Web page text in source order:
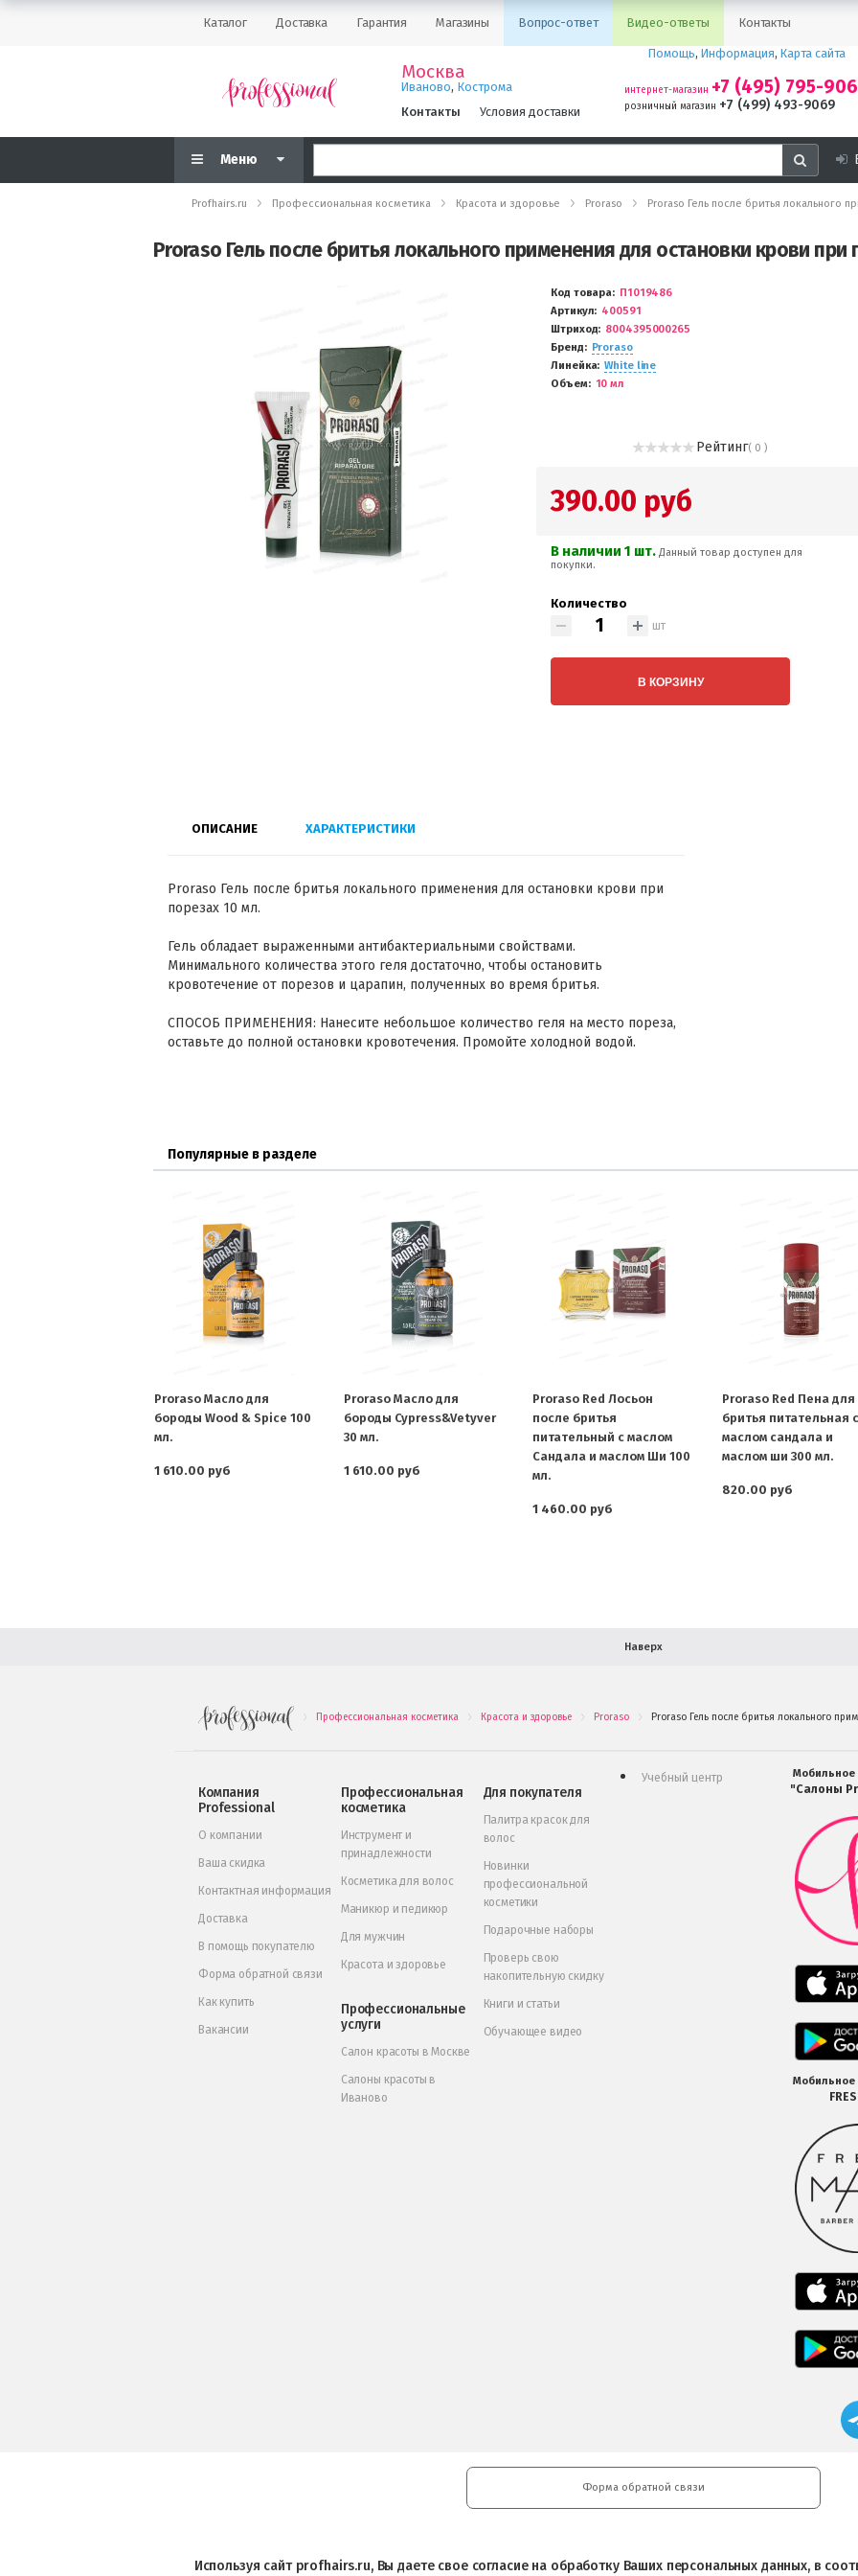
Каталог Доставка Гарантия Магазины Вопрос-ответ Видео-ответы Контакты
Москва
Иваново, Кострома
Контакты
Условия доставки
Помощь, Информация, Карта сайта
интернет-магазин +7 (495) 795-
розничный магазин +7 (499) 493-9069
Меню
Profhairs.ru Профессиональная косметика Красота и здоровье Proraso Proraso Гель после бритья локального
Proraso Гель после бритья локального применения для остановки крови при
Код товара
П1019486
Артикул
400591
Штриход
8004395000265
Бренд
Proraso
Линейка
White line
Объем
10 мл
Рейтинг( 0 )
390.00 руб
В наличии 1 шт.Данный товар доступен для
покупки.
Количество
шт
В КОРЗИНУ
ОПИСАНИЕ ХАРАКТЕРИСТИКИ
Proraso Гель после бритья локального применения для остановки крови при
порезах 10 мл.
Гель обладает выраженными антибактериальными свойствами.
Минимального количества этого геля достаточно, чтобы остановить
кровотечение от порезов и царапин, полученных во время бритья.
СПОСОБ ПРИМЕНЕНИЯ: Нанесите небольшое количество геля на место пореза,
оставьте до полной остановки кровотечения. Промойте холодной водой.
Популярные в разделе
Proraso Масло для
бороды Wood & Spice 100
мл.
1 610.00 руб
Proraso Масло для
бороды Cypress&Vetyver
30 мл.
1 610.00 руб
Proraso Red Лосьон
после бритья
питательный с маслом
Сандала и маслом Ши 100
мл.
1 460.00 руб
Proraso Red Пена для
бритья питательная с
маслом сандала и
маслом ши 300 мл.
820.00 руб
Наверх
Профессиональная косметика Красота и здоровье Proraso Proraso Гель после бритья локального
Компания
Professional
О компании
Ваша скидка
Контактная информация
Доставка
В помощь покупателю
Форма обратной связи
Как купить
Вакансии
Профессиональная
косметика
Инструмент и
принадлежности
Косметика для волос
Маникюр и педикюр
Для мужчин
Красота и здоровье
Профессиональные
услуги
Салон красоты в Москве
Салоны красоты в
Иваново
Для покупателя
Палитра красок для
волос
Новинки
профессиональной
косметики
Подарочные наборы
Проверь свою
накопительную скидку
Книги и статьи
Обучающее видео
Учебный центр Мобильное
"Салоны
Мобильное
Форма обратной связи
Используя сайт profhairs.ru, Вы даете свое согласие на обработку Ваших персональных данных, в